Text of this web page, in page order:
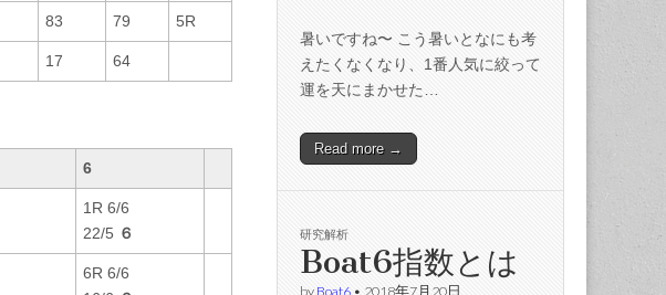
83 79 5R
17 64
6
1R 6/6
22/5 ６
6R 6/6
暑いですね〜 こう暑いとなにも考
えたくなくなり、1番人気に絞って
運を天にまかせた…
Read more →
研究解析
Boat6指数とは
by Boat6 • 2018年7月20日